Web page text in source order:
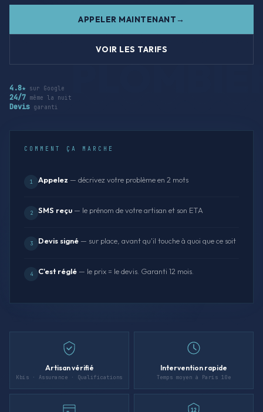
APPELER MAINTENANT
VOIR LES TARIFS
4.8★ sur Google
24/7 même la nuit
Devis garanti
COMMENT ÇA MARCHE
1 Appelez — décrivez votre problème en 2 mots
2 SMS reçu — le prénom de votre artisan et son ETA
3 Devis signé — sur place, avant qu'il touche à quoi que ce soit
4 C'est réglé — le prix = le devis. Garanti 12 mois.
Artisan vérifié
Kbis · Assurance · Qualifications
Intervention rapide
Temps moyen à Paris 10e
12